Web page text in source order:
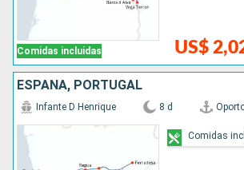
Comidas incluidas US$
ESPAÑA, PORTUGAL
Infante D Henrique 8 d
Comidas